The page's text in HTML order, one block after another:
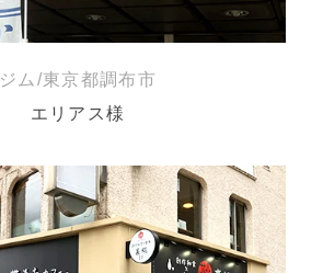
ジム/東京都調布市
エリアス様